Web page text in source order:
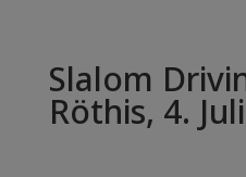
Slalom
Röthis, 4.